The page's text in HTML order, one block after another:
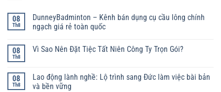
08
Th8
DunneyBadminton – Kênh bán dụng cụ cầu lông chính
ngạch giá rẻ toàn quốc
08
Th8
Vì Sao Nên Đặt Tiệc Tất Niên Công Ty Trọn Gói?
08
Th8
Lao động lành nghề: Lộ trình sang Đức làm việc bài bản
và bền vững